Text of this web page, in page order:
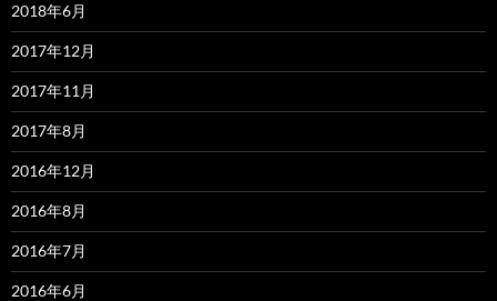
2018年6月
2017年12月
2017年11月
2017年8月
2016年12月
2016年8月
2016年7月
2016年6月